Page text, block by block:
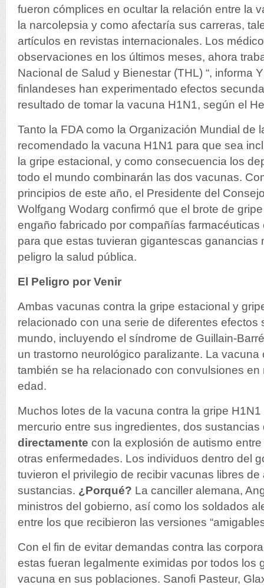
fueron cómplices en ocultar la relación entre la
la narcolepsia y como afectaría sus carreras,
artículos en revistas internacionales. Los
observaciones en los últimos meses, ahora
Nacional de Salud y Bienestar (THL) “, informa
finlandeses han experimentado efectos
resultado de tomar la vacuna H1N1, según el
Tanto la FDA como la Organización Mundial de
recomendado la vacuna H1N1 para que sea
la gripe estacional, y como consecuencia los
todo el mundo combinarán las dos vacunas.
principios de este año, el Presidente del
Wolfgang Wodarg confirmó que el brote de
engaño fabricado por compañías
para que estas tuvieran gigantescas ganancias
peligro la salud pública.
El Peligro por Venir
Ambas vacunas contra la gripe estacional y
relacionado con una serie de diferentes efectos
mundo, incluyendo el síndrome de Guillain-
un trastorno neurológico paralizante. La
también se ha relacionado con convulsiones
edad.
Muchos lotes de la vacuna contra la gripe
mercurio entre sus ingredientes, dos
directamente con la explosión de autismo
otras enfermedades. Los individuos dentro del
tuvieron el privilegio de recibir vacunas libres
sustancias. ¿Porqué? La canciller alemana,
ministros del gobierno, así como los soldados
entre los que recibieron las versiones
Con el fin de evitar demandas contra las
estas fueran legalmente eximidas por todos los
vacuna en sus poblaciones. Sanofi Pasteur,